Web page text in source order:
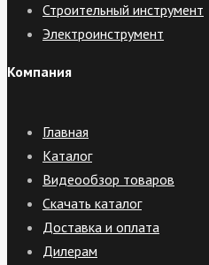
Строительный инструмент
Электроинструмент
Компания
Главная
Каталог
Видеообзор товаров
Скачать каталог
Доставка и оплата
Дилерам